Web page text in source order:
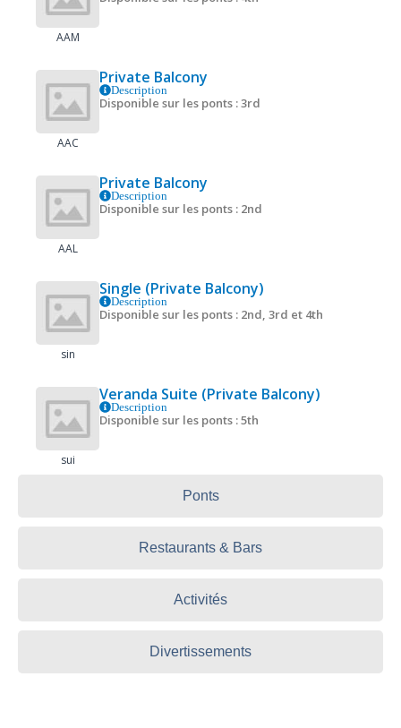
Ponts
Restaurants & Bars
Activités
Divertissements
AAM
AAC
Private Balcony
Description
Disponible sur les ponts : 3rd
AAL
Private Balcony
Description
Disponible sur les ponts : 2nd
sin
Single (Private Balcony)
Description
Disponible sur les ponts : 2nd, 3rd et 4th
sui
Veranda Suite (Private Balcony)
Description
Disponible sur les ponts : 5th